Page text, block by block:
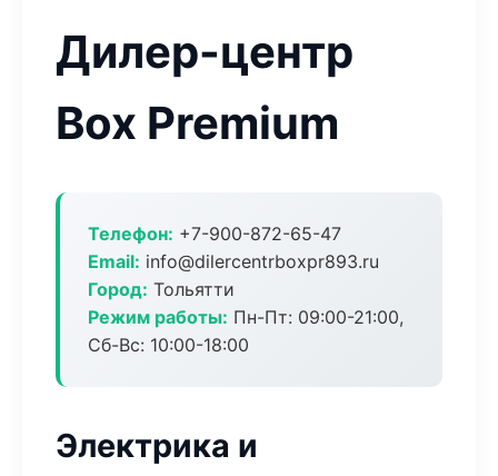
Дилер-центр
Box Premium
Телефон: +7-900-872-65-47
Email: info@dilercentrboxpr893.ru
Город: Тольятти
Режим работы: Пн-Пт: 09:00-21:00,
Сб-Вс: 10:00-18:00
Электрика и